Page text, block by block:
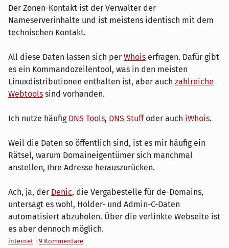
Der Zonen-Kontakt ist der Verwalter der
Nameserverinhalte und ist meistens identisch mit dem
technischen Kontakt.
All diese Daten lassen sich per Whois erfragen. Dafür gibt
es ein Kommandozeilentool, was in den meisten
Linuxdistributionen enthalten ist, aber auch zahlreiche
Webtools sind vorhanden.
Ich nutze häufig DNS Tools, DNS Stuffoder auch iWhois.
Weil die Daten so öffentlich sind, ist es mir häufig ein
Rätsel, warum Domaineigentümer sich manchmal
anstellen, Ihre Adresse herauszurücken.
Ach, ja, der Denic, die Vergabestelle für de-Domains,
untersagt es wohl, Holder- und Admin-C-Daten
automatisiert abzuholen. Über die verlinkte Webseite ist
es aber dennoch möglich.
Kategorien:
internet
9 Kommentare